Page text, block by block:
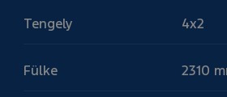
Tengely 4x2
Fülke 2310